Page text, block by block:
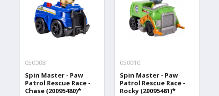
050008
Spin Master - Paw
Patrol Rescue Race -
Chase (20095480)*
050010
Spin Master - Paw
Patrol Rescue Race -
Rocky (20095481)*